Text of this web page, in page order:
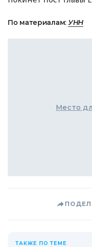
По материалам: УНН
Место
ТАКЖЕ ПО ТЕМЕ